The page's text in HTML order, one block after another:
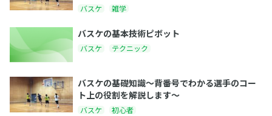
バスケ 雑学
バスケの基本技術ピボット
バスケ テクニック
バスケの基礎知識〜背番号でわかる選手のコー
ト上の役割を解説します〜
バスケ 初心者